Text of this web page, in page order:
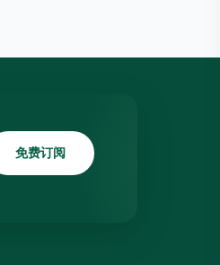
免费订阅